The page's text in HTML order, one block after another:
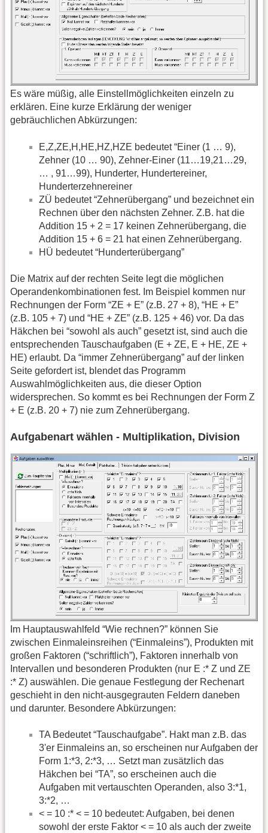
Es wäre müßig, alle Einstellmöglichkeiten einzeln zu
erklären. Eine kurze Erklärung der weniger
gebräuchlichen Abkürzungen:
E,Z,ZE,H,HE,HZ,HZE bedeutet “Einer (1 … 9),
Zehner (10 … 90), Zehner-Einer (11…19,21…29,
… , 91…99), Hunderter, Hundertereiner,
Hunderterzehnereiner
ZÜ bedeutet “Zehnerübergang” und bezeichnet ein
Rechnen über den nächsten Zehner. Z.B. hat die
Addition 15 + 2 = 17 keinen Zehnerübergang, die
Addition 15 + 6 = 21 hat einen Zehnerübergang.
HÜ bedeutet “Hunderterübergang”
Die Matrix auf der rechten Seite legt die möglichen
Operandenkombinationen fest. Im Beispiel kommen nur
Rechnungen der Form “ZE + E” (z.B. 27 + 8), “HE + E”
(z.B. 105 + 7) und “HE + ZE” (z.B. 125 + 46) vor. Da das
Häkchen bei “sowohl als auch” gesetzt ist, sind auch die
entsprechenden Tauschaufgaben (E + ZE, E + HE, ZE +
HE) erlaubt. Da “immer Zehnerübergang” auf der linken
Seite gefordert ist, blendet das Programm
Auswahlmöglichkeiten aus, die dieser Option
widersprechen. So kommt es bei Rechnungen der Form Z
+ E (z.B. 20 + 7) nie zum Zehnerübergang.
Aufgabenart wählen - Multiplikation, Division
Im Hauptauswahlfeld “Wie rechnen?” können Sie
zwischen Einmaleinsreihen (“Einmaleins”), Produkten mit
großen Faktoren (“schriftlich”), Faktoren innerhalb von
Intervallen und besonderen Produkten (nur E :* Z und ZE
:* Z) auswählen. Die genaue Festlegung der Rechenart
geschieht in den nicht-ausgegrauten Feldern daneben
und darunter. Besondere Abkürzungen:
TA Bedeutet “Tauschaufgabe”. Hakt man z.B. das
3'er Einmaleins an, so erscheinen nur Aufgaben der
Form 1:*3, 2:*3, … Setzt man zusätzlich das
Häkchen bei “TA”, so erscheinen auch die
Aufgaben mit vertauschten Operanden, also 3:*1,
3:*2, …
< = 10 :* < = 10 bedeutet: Aufgaben, bei denen
sowohl der erste Faktor < = 10 als auch der zweite